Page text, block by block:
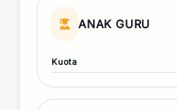
ANAK GURU
Kuota